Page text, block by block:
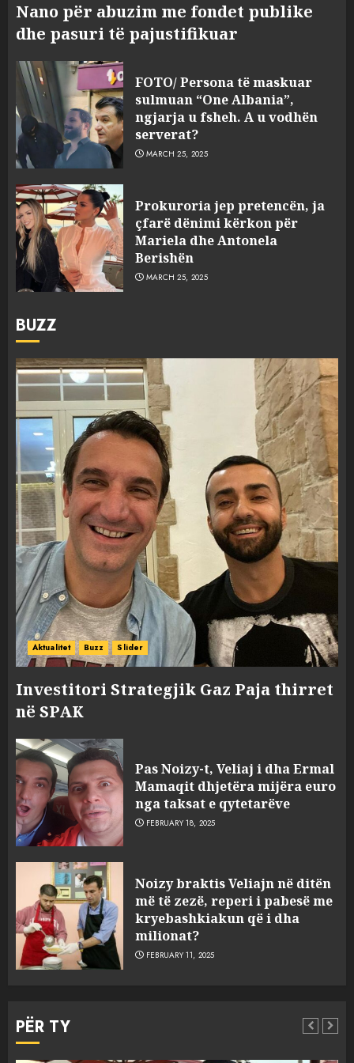
Nano për abuzim me fondet publike
dhe pasuri të pajustifikuar
FOTO/ Persona të maskuar
sulmuan “One Albania”,
ngjarja u fsheh. A u vodhën
serverat?
MARCH 25, 2025
Prokuroria jep pretencën, ja
çfarë dënimi kërkon për
Mariela dhe Antonela
Berishën
MARCH 25, 2025
BUZZ
Aktualitet Buzz Slider
Investitori Strategjik Gaz Paja thirret
në SPAK
Pas Noizy-t, Veliaj i dha Ermal
Mamaqit dhjetëra mijëra euro
nga taksat e qytetarëve
FEBRUARY 18, 2025
Noizy braktis Veliajn në ditën
më të zezë, reperi i pabesë me
kryebashkiakun që i dha
milionat?
FEBRUARY 11, 2025
PËR TY
3
sulmuan “One Albania”,
ngjarja u fsheh. A u vodhën
serverat?
MARCH 25, 2025